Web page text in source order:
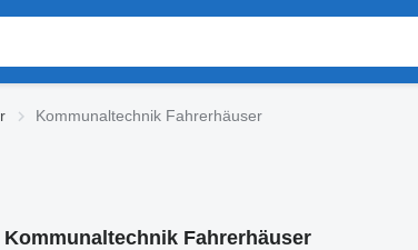
Kommunaltechnik Fahrerhäuser
Kommunaltechnik Fahrerhäuser